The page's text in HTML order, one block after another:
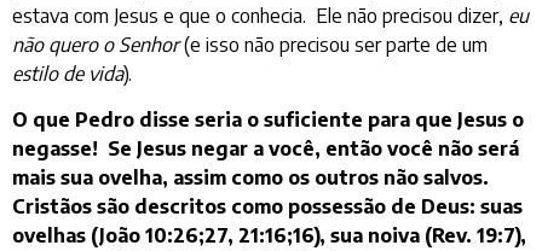
estava com Jesus e que o conhecia. Ele não precisou dizer, eu
não quero o Senhor(e isso não precisou ser parte de um
estilo de vida).
O que Pedro disse seria o suficiente para que Jesus o
negasse! Se Jesus negar a você, então você não será
mais sua ovelha, assim como os outros não salvos.
Cristãos são descritos como possessão de Deus: suas
ovelhas (João 10:26;27, 21:16;16), sua noiva (Rev. 19:7),